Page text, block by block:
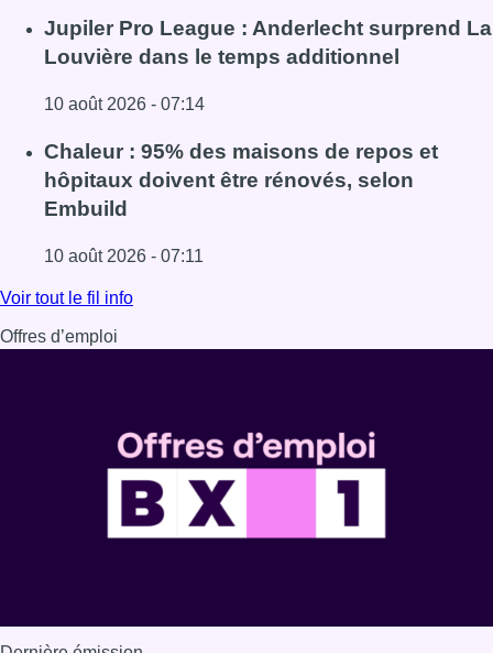
Lire l'article Météo : fraîcheur à la mer et chaleur ailleurs,
Jupiler Pro League : Anderlecht surprend La
Louvière dans le temps additionnel
10 août 2026 - 07:14
Lire l'article Jupiler Pro League : Anderlecht surprend La
Chaleur : 95% des maisons de repos et
hôpitaux doivent être rénovés, selon
Embuild
10 août 2026 - 07:11
Lire l'article Chaleur : 95% des maisons de repos et
Voir tout le fil info
Offres d’emploi